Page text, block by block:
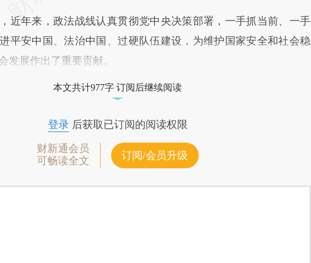
年来，政法战线认真贯彻党中央决策部署，一手抓当前、一手
平安中国、法治中国、过硬队伍建设，为维护国家安全和社会稳
发展作出了重要贡献。
本文共计977字 订阅后继续阅读
登录后获取已订阅的阅读权限
财新通会员
可畅读全文
订阅/会员升级